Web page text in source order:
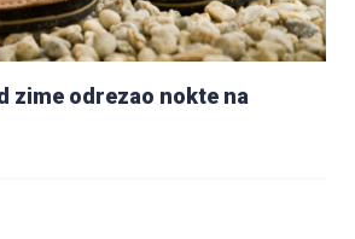
zime odrezao nokte na